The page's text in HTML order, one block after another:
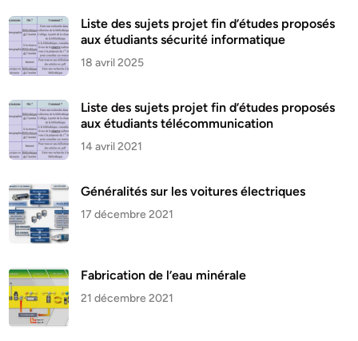
Liste des sujets projet fin d’études proposés
aux étudiants sécurité informatique
18 avril 2025
Liste des sujets projet fin d’études proposés
aux étudiants télécommunication
14 avril 2021
Généralités sur les voitures électriques
17 décembre 2021
Fabrication de l’eau minérale
21 décembre 2021